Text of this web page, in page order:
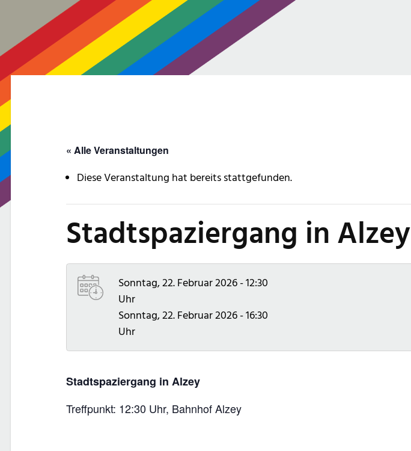
« Alle Veranstaltungen
Diese Veranstaltung hat bereits stattgefunden.
Stadtspaziergang in Alzey
Sonntag, 22. Februar 2026 - 12:30
Uhr
Sonntag, 22. Februar 2026 - 16:30
Uhr
Stadtspaziergang in Alzey
Treffpunkt: 12:30 Uhr, Bahnhof Alzey